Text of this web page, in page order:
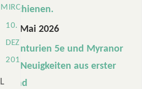
MIRCO
10.
DEZEMBER
2017
L
erschienen.
29. Mai 2026
Aventurien 5e und Myranor
5e: Neuigkeiten aus erster
Hand